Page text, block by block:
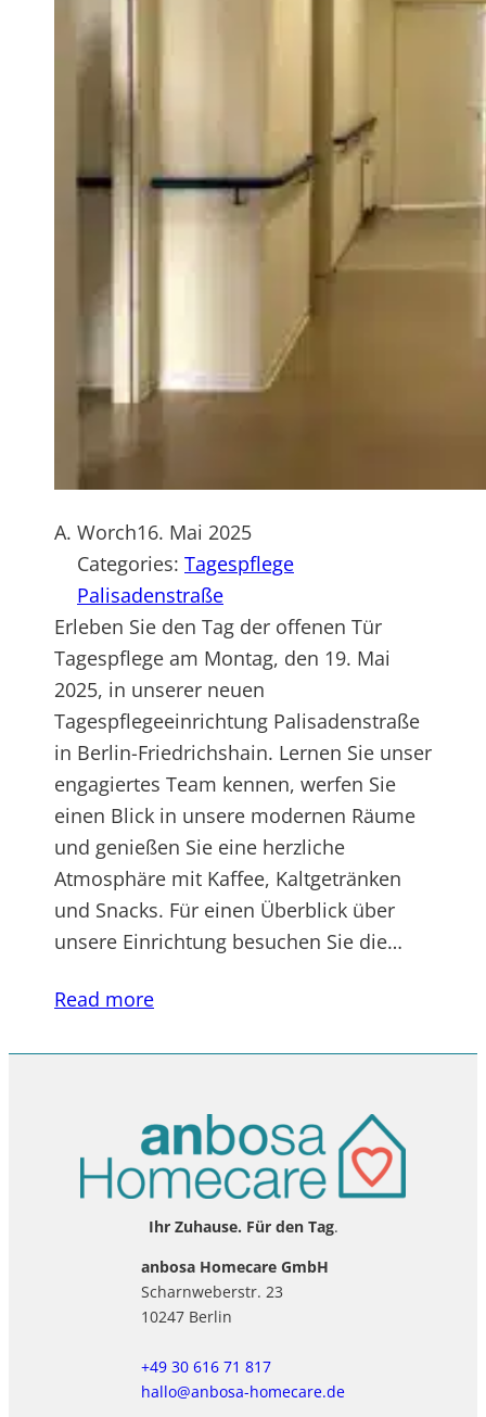
A. Worch16. Mai 2025
Categories: Tagespflege
Palisadenstraße
Erleben Sie den Tag der offenen Tür
Tagespflege am Montag, den 19. Mai
2025, in unserer neuen
Tagespflegeeinrichtung Palisadenstraße
in Berlin-Friedrichshain. Lernen Sie unser
engagiertes Team kennen, werfen Sie
einen Blick in unsere modernen Räume
und genießen Sie eine herzliche
Atmosphäre mit Kaffee, Kaltgetränken
und Snacks. Für einen Überblick über
unsere Einrichtung besuchen Sie die…
Read more
Ihr Zuhause. Für den Tag.
anbosa Homecare GmbH
Scharnweberstr. 23
10247 Berlin
+49 30 616 71 817
hallo@anbosa-homecare.de